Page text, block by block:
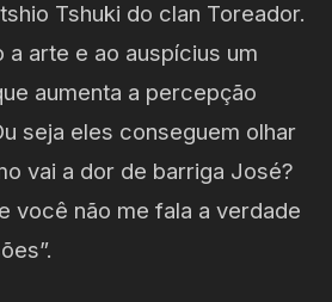
Tshuki do clan Toreador.
a arte e ao auspícius um
aumenta a percepção
seja eles conseguem olhar
vai a dor de barriga José?
você não me fala a verdade